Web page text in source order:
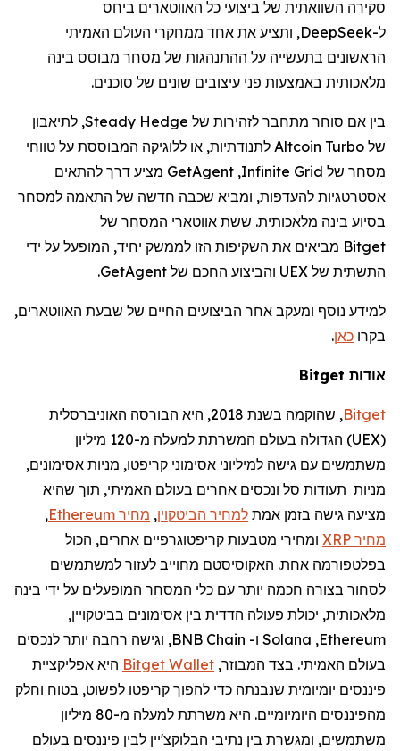
סקירה השוואתית של ביצועי כל האווטארים ביחס
ל-DeepSeek, ותציע את אחד ממחקרי העולם האמיתי
הראשונים בתעשייה על ההתנהגות של מסחר מבוסס בינה
מלאכותית באמצעות פני עיצובים שונים של סוכנים.
בין אם סוחר מתחבר לזהירות של Steady Hedge, לתיאבון
של Altcoin Turbo לתנודתיות, או ללוגיקה המבוססת על טווחי
מסחר של Infinite Grid
,
GetAgent מציע דרך להתאים
אסטרטגיות להעדפות, ומביא שכבה חדשה של התאמה למסחר
בסיוע בינה מלאכותית. ששת אווטארי המסחר של
Bitget מביאים את השקיפות הזו לממשק יחיד, המופעל על ידי
התשתית של UEX והביצוע החכם של GetAgent
.
למידע נוסף ומעקב אחר הביצועים החיים של שבעת האווטארים,
בקרו כאן.
אודות Bitget
Bitget
, שהוקמה בשנת 2018, היא הבורסה האוניברסלית
(
UEX
) הגדולה בעולם המשרתת למעלה מ-120 מיליון
משתמשים עם גישה למיליוני אסימוני קריפטו, מניות אסימונים,
מניות תעודות סל ונכסים אחרים בעולם האמיתי, תוך שהיא
מציעה גישה בזמן אמת למחיר הביטקוין, מחיר Ethereum
,
מחיר XRP
ומחירי מטבעות קריפטוגרפיים אחרים, הכול
בפלטפורמה אחת. האקוסיסטם מחוייב לעזור למשתמשים
לסחור בצורה חכמה יותר עם כלי המסחר המופעלים על ידי בינה
מלאכותית, יכולת פעולה הדדית בין אסימונים בביטקויין,
Ethereum
,
Solana ו- BNB Chain, וגישה רחבה יותר לנכסים
בעולם האמיתי. בצד המבוזר, Bitget Wallet היא אפליקציית
פיננסים יומיומית שנבנתה כדי להפוך קריפטו לפשוט, בטוח וחלק
מהפיננסים היומיומיים. היא משרתת למעלה מ-80 מיליון
משתמשים, ומגשרת בין נתיבי הבלוקצ'יין לבין פיננסים בעולם